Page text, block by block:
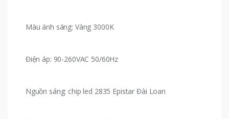
Màu ánh sáng: Vàng 3000K
Điện áp: 90-260VAC 50/60Hz
Nguồn sáng: chip led 2835 Epistar Đài Loan